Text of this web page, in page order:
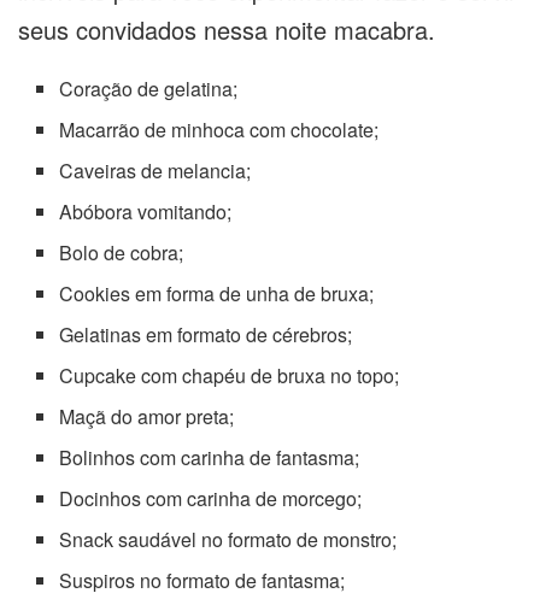
seus convidados nessa noite macabra.
Coração de gelatina;
Macarrão de minhoca com chocolate;
Caveiras de melancia;
Abóbora vomitando;
Bolo de cobra;
Cookies em forma de unha de bruxa;
Gelatinas em formato de cérebros;
Cupcake com chapéu de bruxa no topo;
Maçã do amor preta;
Bolinhos com carinha de fantasma;
Docinhos com carinha de morcego;
Snack saudável no formato de monstro;
Suspiros no formato de fantasma;